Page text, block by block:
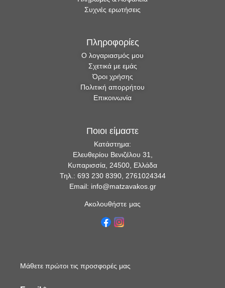
Συχνές ερωτήσεις
Πληροφορίες
Ο λογαριασμός μου
Σχετικά με εμάς
Όροι χρήσης
Πολιτική απορρήτου
Επικοινωνία
Ποιοι είμαστε
Κατάστημα:
Ελευθερίου Βενιζέλου 31,
Κυπαρισσία, 24500, Ελλάδα
Τηλ.: 693 230 8390, 2761024344
Email: info@matzavakos.gr
Ακολουθήστε μας
Μάθετε πρώτοι τις προσφορές μας